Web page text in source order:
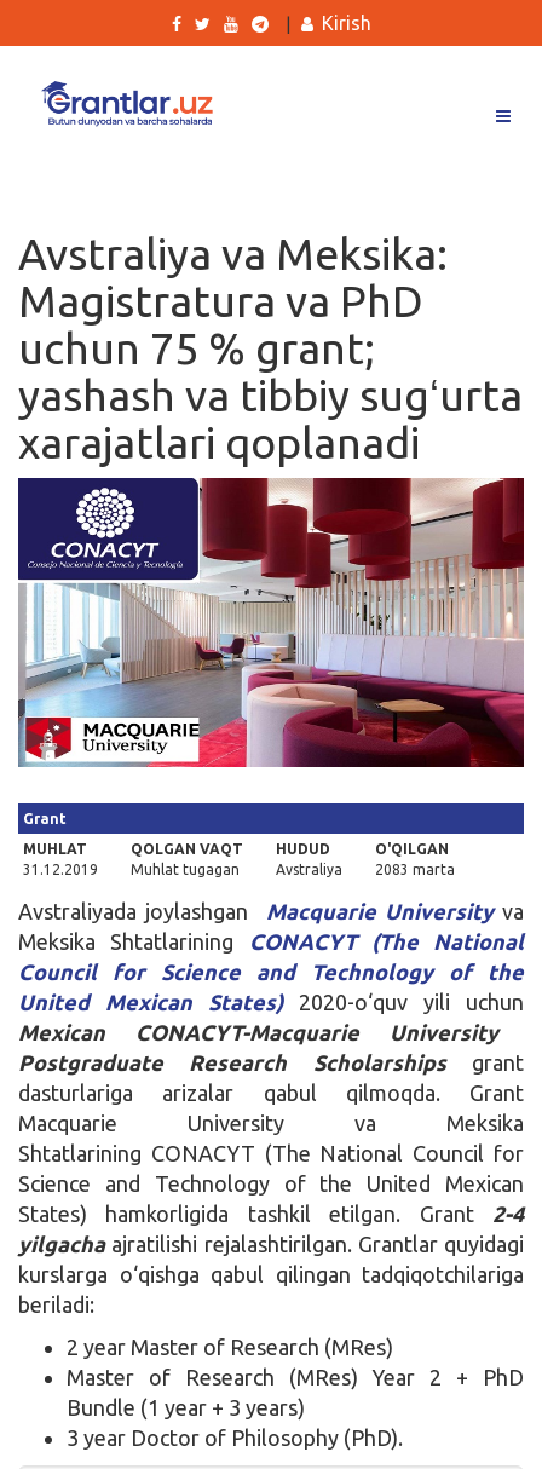
Ishlar
Kurslar
Blog
Yana
Qidirish
Kirish
Kirish
Avstraliya va Meksika:
Magistratura va PhD
uchun 75 % grant;
yashash va tibbiy sugʻurta
xarajatlari qoplanadi
Grant
MUHLAT
31.12.2019
QOLGAN VAQT
Muhlat tugagan
HUDUD
Avstraliya
O'QILGAN
2083 marta
Avstraliyada joylashgan Macquarie Universityva
Meksika Shtatlarining
CONACYT (The National
Council for Science and Technology of the
United Mexican States)2020-o‘quv yili uchun
Mexican CONACYT-Macquarie University
Postgraduate Research Scholarships grant
dasturlariga arizalar qabul qilmoqda. Grant
Macquarie University va Meksika
Shtatlarining CONACYT (The National Council for
Science and Technology of the United Mexican
States) hamkorligida tashkil etilgan. Grant 2-4
yilgachaajratilishi rejalashtirilgan. Grantlar quyidagi
kurslarga o‘qishga qabul qilingan tadqiqotchilariga
beriladi:
2 year Master of Research (MRes)
Master of Research (MRes) Year 2 + PhD
Bundle (1 year + 3 years)
3 year Doctor of Philosophy (PhD).